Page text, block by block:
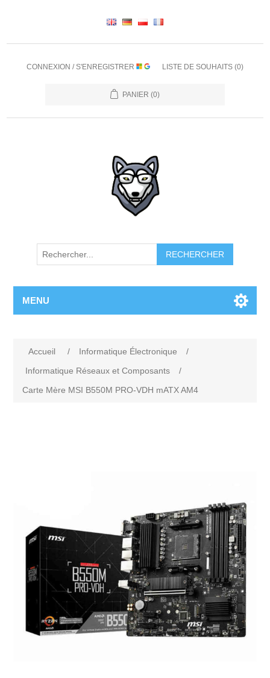
CONNEXION / S'ENREGISTRER LISTE DE SOUHAITS (0)
PANIER (0)
RECHERCHER
MENU
Accueil / Informatique Électronique
/
Informatique Réseaux et Composants
/
Carte Mère MSI B550M PRO-VDH mATX AM4